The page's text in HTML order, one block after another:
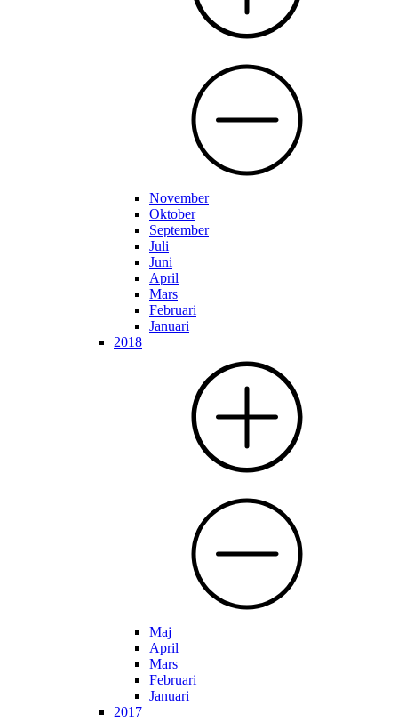
November
Oktober
September
Juli
Juni
April
Mars
Februari
Januari
2018
Maj
April
Mars
Februari
Januari
2017